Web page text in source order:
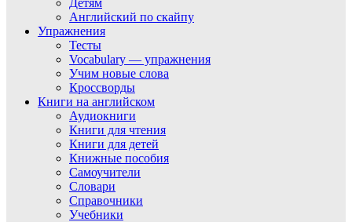
Детям
Английский по скайпу
Упражнения
Тесты
Vocabulary — упражнения
Учим новые слова
Кроссворды
Книги на английском
Аудиокниги
Книги для чтения
Книги для детей
Книжные пособия
Самоучители
Словари
Справочники
Учебники